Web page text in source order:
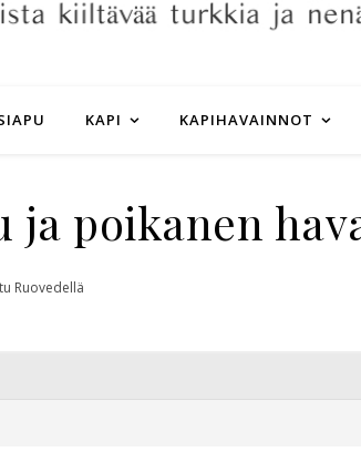
KAPI KAPIHAVAINNOT
ja poikanen
Ruovedellä